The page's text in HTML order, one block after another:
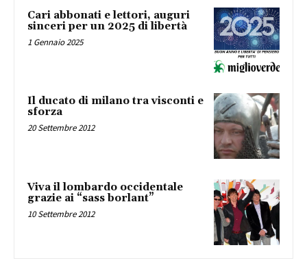
Cari abbonati e lettori, auguri
sinceri per un 2025 di libertà
1 Gennaio 2025
Il ducato di milano tra visconti e
sforza
20 Settembre 2012
Viva il lombardo occidentale
grazie ai “sass borlant”
10 Settembre 2012